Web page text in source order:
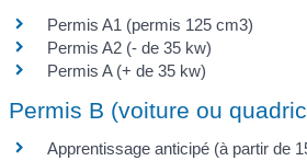
Permis A1 (permis 125 cm3)
Permis A2 (- de 35 kw)
Permis A (+ de 35 kw)
Permis B (voiture ou
Apprentissage anticipé (à partir de